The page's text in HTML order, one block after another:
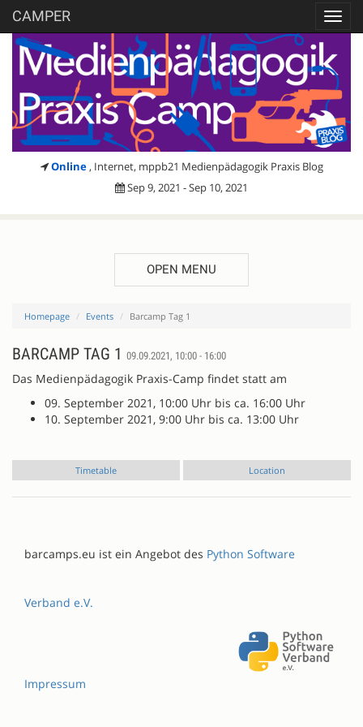
CAMPER
Online , Internet, mppb21 Medienpädagogik Praxis Blog
Sep 9, 2021 - Sep 10, 2021
OPEN MENU
Homepage Events Barcamp Tag 1
BARCAMP TAG 1 09.09.2021, 10:00 - 16:00
Das Medienpädagogik Praxis-Camp findet statt am
09. September 2021, 10:00 Uhr bis ca. 16:00 Uhr
10. September 2021, 9:00 Uhr bis ca. 13:00 Uhr
Timetable Location
barcamps.eu ist ein Angebot des Python Software
Verband e.V.
Impressum